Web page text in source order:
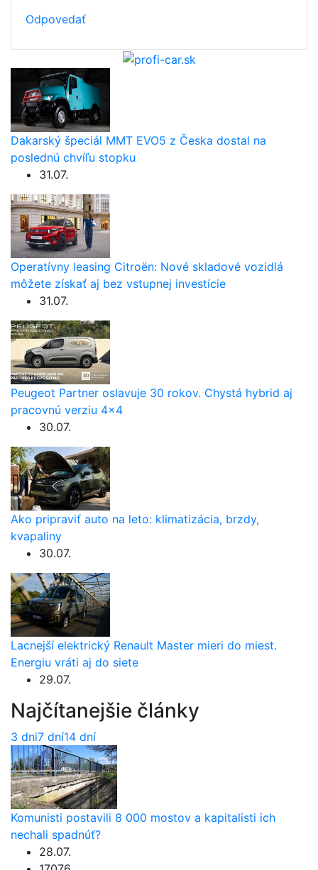
Odpovedať
Dakarský špeciál MMT EVO5 z Česka dostal na
poslednú chvíľu stopku
31.07.
Operatívny leasing Citroën: Nové skladové vozidlá
môžete získať aj bez vstupnej investície
31.07.
Peugeot Partner oslavuje 30 rokov. Chystá hybrid aj
pracovnú verziu 4×4
30.07.
Ako pripraviť auto na leto: klimatizácia, brzdy,
kvapaliny
30.07.
Lacnejší elektrický Renault Master mieri do miest.
Energiu vráti aj do siete
29.07.
Najčítanejšie články
3 dni7 dní14 dní
Komunisti postavili 8 000 mostov a kapitalisti ich
nechali spadnúť?
28.07.